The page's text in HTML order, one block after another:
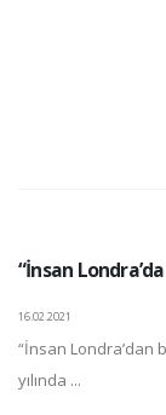
“İnsan
16.02.2021
“İnsan Londra’dan
yılında ...